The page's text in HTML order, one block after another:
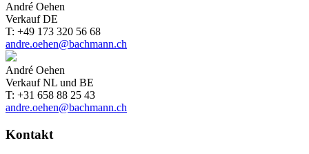
André Oehen
Verkauf DE
T: +49 173 320 56 68
andre.oehen@bachmann.ch
André Oehen
Verkauf NL und BE
T: +31 658 88 25 43
andre.oehen@bachmann.ch
Kontakt